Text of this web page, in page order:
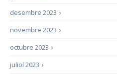
›
desembre 2023
›
novembre 2023
›
octubre 2023
›
juliol 2023